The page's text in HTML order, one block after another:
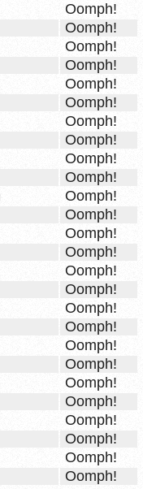
Oomph!
Oomph!
Oomph!
Oomph!
Oomph!
Oomph!
Oomph!
Oomph!
Oomph!
Oomph!
Oomph!
Oomph!
Oomph!
Oomph!
Oomph!
Oomph!
Oomph!
Oomph!
Oomph!
Oomph!
Oomph!
Oomph!
Oomph!
Oomph!
Oomph!
Oomph!